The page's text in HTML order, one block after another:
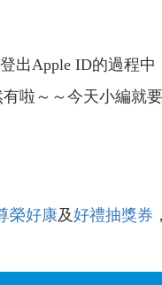
出Apple ID的過程中
啦～～今天小編就
榮好康及好禮抽獎券